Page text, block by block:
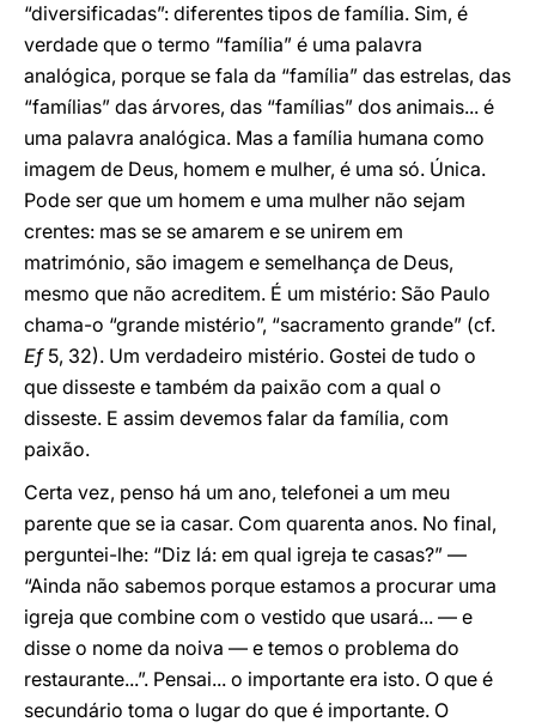
“diversificadas”: diferentes tipos de família. Sim, é
verdade que o termo “família” é uma palavra
analógica, porque se fala da “família” das estrelas, das
“famílias” das árvores, das “famílias” dos animais... é
uma palavra analógica. Mas a família humana como
imagem de Deus, homem e mulher, é uma só. Única.
Pode ser que um homem e uma mulher não sejam
crentes: mas se se amarem e se unirem em
matrimónio, são imagem e semelhança de Deus,
mesmo que não acreditem. É um mistério: São Paulo
chama-o “grande mistério”, “sacramento grande” (cf.
Ef5, 32). Um verdadeiro mistério. Gostei de tudo o
que disseste e também da paixão com a qual o
disseste. E assim devemos falar da família, com
paixão.
Certa vez, penso há um ano, telefonei a um meu
parente que se ia casar. Com quarenta anos. No final,
perguntei-lhe: “Diz lá: em qual igreja te casas?” —
“Ainda não sabemos porque estamos a procurar uma
igreja que combine com o vestido que usará... — e
disse o nome da noiva — e temos o problema do
restaurante...”. Pensai... o importante era isto. O que é
secundário toma o lugar do que é importante. O